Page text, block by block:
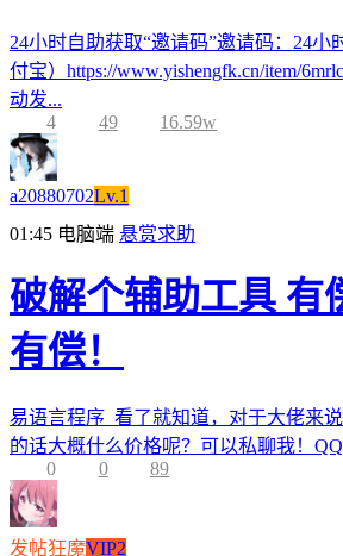
24小时自助获取“邀请码”邀请码：24小
付宝）https://www.yishengfk.cn/item/
动发...
4
49 16.59w
a20880702Lv.1
01:45 电脑端 悬赏求助
破解个辅助工具 有
有偿！
易语言程序 看了就知道，对于大佬来
的话大概什么价格呢？可以私聊我！
0
0 89
发帖狂魔VIP2